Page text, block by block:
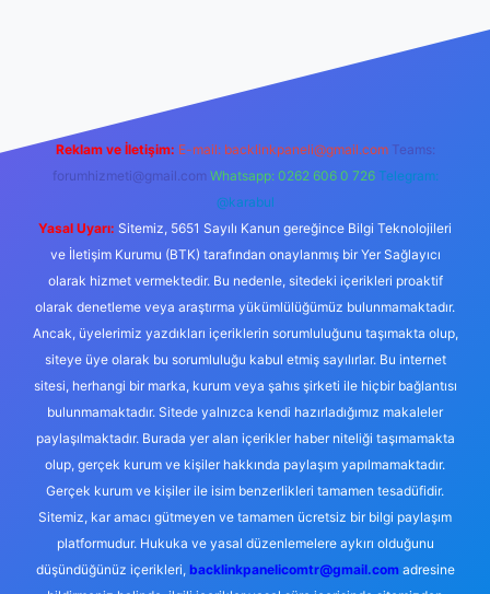
Reklam ve İletişim: E-mail: backlinkpaneli@gmail.com Teams:
forumhizmeti@gmail.com Whatsapp: 0262 606 0 726 Telegram:
@karabul
Yasal Uyarı: Sitemiz, 5651 Sayılı Kanun gereğince Bilgi Teknolojileri
ve İletişim Kurumu (BTK) tarafından onaylanmış bir Yer Sağlayıcı
olarak hizmet vermektedir. Bu nedenle, sitedeki içerikleri proaktif
olarak denetleme veya araştırma yükümlülüğümüz bulunmamaktadır.
Ancak, üyelerimiz yazdıkları içeriklerin sorumluluğunu taşımakta olup,
siteye üye olarak bu sorumluluğu kabul etmiş sayılırlar. Bu internet
sitesi, herhangi bir marka, kurum veya şahıs şirketi ile hiçbir bağlantısı
bulunmamaktadır. Sitede yalnızca kendi hazırladığımız makaleler
paylaşılmaktadır. Burada yer alan içerikler haber niteliği taşımamakta
olup, gerçek kurum ve kişiler hakkında paylaşım yapılmamaktadır.
Gerçek kurum ve kişiler ile isim benzerlikleri tamamen tesadüfidir.
Sitemiz, kar amacı gütmeyen ve tamamen ücretsiz bir bilgi paylaşım
platformudur. Hukuka ve yasal düzenlemelere aykırı olduğunu
düşündüğünüz içerikleri, backlinkpanelicomtr@gmail.comadresine